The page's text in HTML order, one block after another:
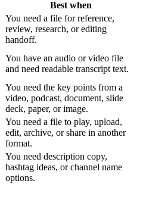
Best when
You need a file for reference,
review, research, or editing
handoff.
You have an audio or video file
and need readable transcript text.
You need the key points from a
video, podcast, document, slide
deck, paper, or image.
You need a file to play, upload,
edit, archive, or share in another
format.
You need description copy,
hashtag ideas, or channel name
options.